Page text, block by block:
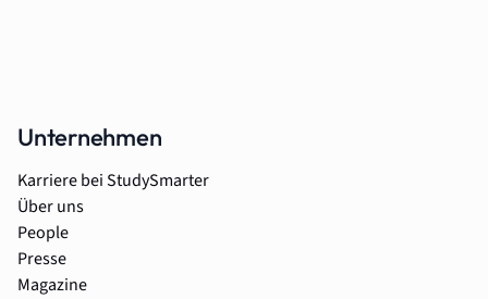
Unternehmen
Karriere bei StudySmarter
Über uns
People
Presse
Magazine